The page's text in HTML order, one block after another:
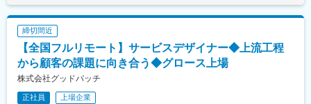
なって、現場の声を聞き、プロダクトに活かすことができます。
変更の範囲：会社の定める業務
・各種調査設計、実査による課題仮説の導出、課題解決の為の企
画プランニング
・ユーザーインターフェイス（UI）の設計 （サイトマップ、ワイ
ヤーフレームなどの情報設計を含む）
・プロトタイプの作成、検証にもとづく迅速なブラッシュアップ
レクション、品質管理
締切間近
【全国フルリモート】サービスデザイナー◆上流工程
から顧客の課題に向き合う◆グロース上場
株式会社グッドパッチ
正社員 上場企業